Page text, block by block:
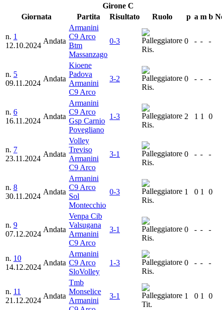
Girone C
Giornata
Partita Risultato Ruolo p a m b
n. 1
12.10.2024
Andata
Armanini
C9 Arco
Btm
Massanzago
0-3
Ris.
0 - - -
n. 5
09.11.2024
Andata
Kioene
Padova
Armanini
C9 Arco
3-2
Ris.
0 - - -
n. 6
16.11.2024
Andata
Armanini
C9 Arco
Gsp Carnio
Povegliano
1-3
Ris.
2 1 1 0
n. 7
23.11.2024
Andata
Volley
Treviso
Armanini
C9 Arco
3-1
Ris.
0 - - -
n. 8
30.11.2024
Andata
Armanini
C9 Arco
Sol
Montecchio
0-3
Ris.
1 0 1 0
n. 9
07.12.2024
Andata
Venpa Cib
Valsugana
Armanini
C9 Arco
3-1
Ris.
0 - - -
n. 10
14.12.2024
Andata
Armanini
C9 Arco
SloVolley
1-3
Ris.
0 - - -
n. 11
21.12.2024
Andata
Tmb
Monselice
Armanini
3-1
Tit.
1 0 1 0